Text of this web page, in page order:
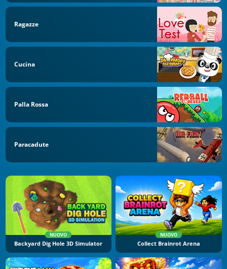
Ragazze
Cucina
Palla Rossa
Paracadute
NUOVO
Backyard Dig Hole 3D Simulator
NUOVO
Collect Brainrot Arena